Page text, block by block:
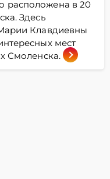
расположена в 20
Здесь
Клавдиевны
мест
Смоленска.